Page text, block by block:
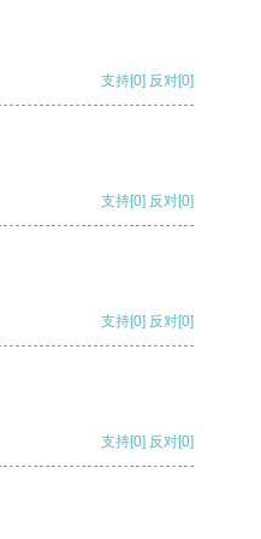
支持[0] 反对[0]
支持[0] 反对[0]
支持[0] 反对[0]
支持[0] 反对[0]